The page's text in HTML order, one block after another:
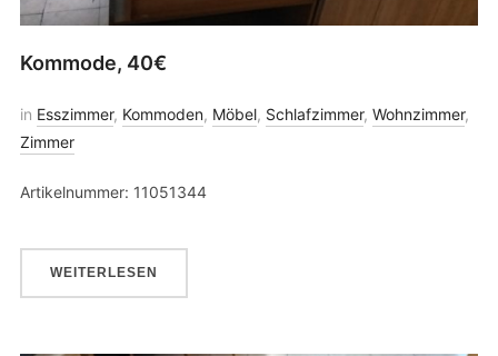
Kommode, 40€
in Esszimmer, Kommoden, Möbel, Schlafzimmer, Wohnzimmer,
Zimmer
Artikelnummer: 11051344
WEITERLESEN